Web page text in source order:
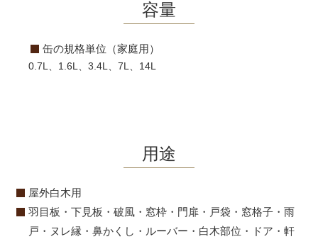
容量
缶の規格単位（家庭用）
0.7L、1.6L、3.4L、7L、14L
用途
屋外白木用
羽目板・下見板・破風・窓枠・門扉・戸袋・窓格子・雨
戸・ヌレ縁・鼻かくし・ルーバー・白木部位・ドア・軒